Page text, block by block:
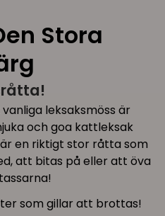
Stora
leksaksmöss är
och goa kattleksak
en riktigt stor råtta som
att bitas på eller att öva
som gillar att brottas!